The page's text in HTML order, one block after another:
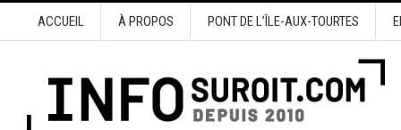
ACCUEIL À PROPOS PONT DE L’ÎLE-AUX-TOURTES